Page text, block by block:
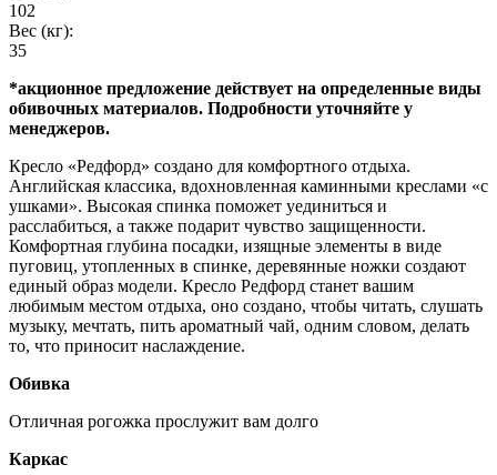
102
Вес (кг):
35
*акционное предложение действует на определенные виды
обивочных материалов. Подробности уточняйте у
менеджеров.
Кресло «Редфорд» создано для комфортного отдыха.
Английская классика, вдохновленная каминными креслами «с
ушками». Высокая спинка поможет уединиться и
расслабиться, а также подарит чувство защищенности.
Комфортная глубина посадки, изящные элементы в виде
пуговиц, утопленных в спинке, деревянные ножки создают
единый образ модели. Кресло Редфорд станет вашим
любимым местом отдыха, оно создано, чтобы читать, слушать
музыку, мечтать, пить ароматный чай, одним словом, делать
то, что приносит наслаждение.
Обивка
Отличная рогожка прослужит вам долго
Каркас